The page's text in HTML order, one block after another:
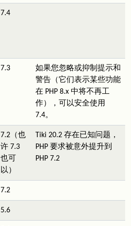
7.4
7.3
如果您忽略或抑制提示和
警告（它们表示某些功能
在 PHP 8.x 中将不再工
作），可以安全使用
7.4。
7.2（也
许 7.3
也可
以）
Tiki 20.2 存在已知问题，
PHP 要求被意外提升到
PHP 7.2
7.2
5.6